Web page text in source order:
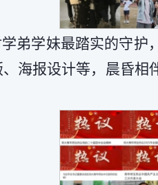
弟学妹最踏实的守
海报设计等，晨昏